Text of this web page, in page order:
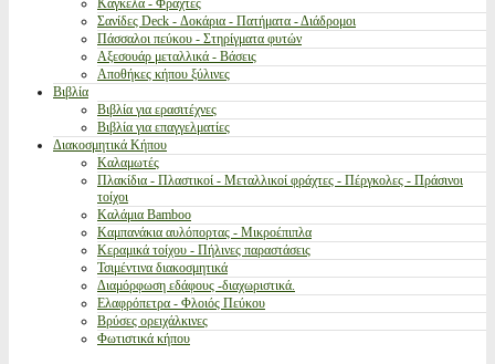
Κάγκελα - Φράχτες
Σανίδες Deck - Δοκάρια - Πατήματα - Διάδρομοι
Πάσσαλοι πεύκου - Στηρίγματα φυτών
Αξεσουάρ μεταλλικά - Βάσεις
Αποθήκες κήπου ξύλινες
Βιβλία
Βιβλία για ερασιτέχνες
Βιβλία για επαγγελματίες
Διακοσμητικά Κήπου
Καλαμωτές
Πλακίδια - Πλαστικοί - Μεταλλικοί φράχτες - Πέργκολες - Πράσινοι
τοίχοι
Καλάμια Bamboo
Καμπανάκια αυλόπορτας - Μικροέπιπλα
Κεραμικά τοίχου - Πήλινες παραστάσεις
Τσιμέντινα διακοσμητικά
Διαμόρφωση εδάφους -διαχωριστικά.
Ελαφρόπετρα - Φλοιός Πεύκου
Βρύσες ορειχάλκινες
Φωτιστικά κήπου